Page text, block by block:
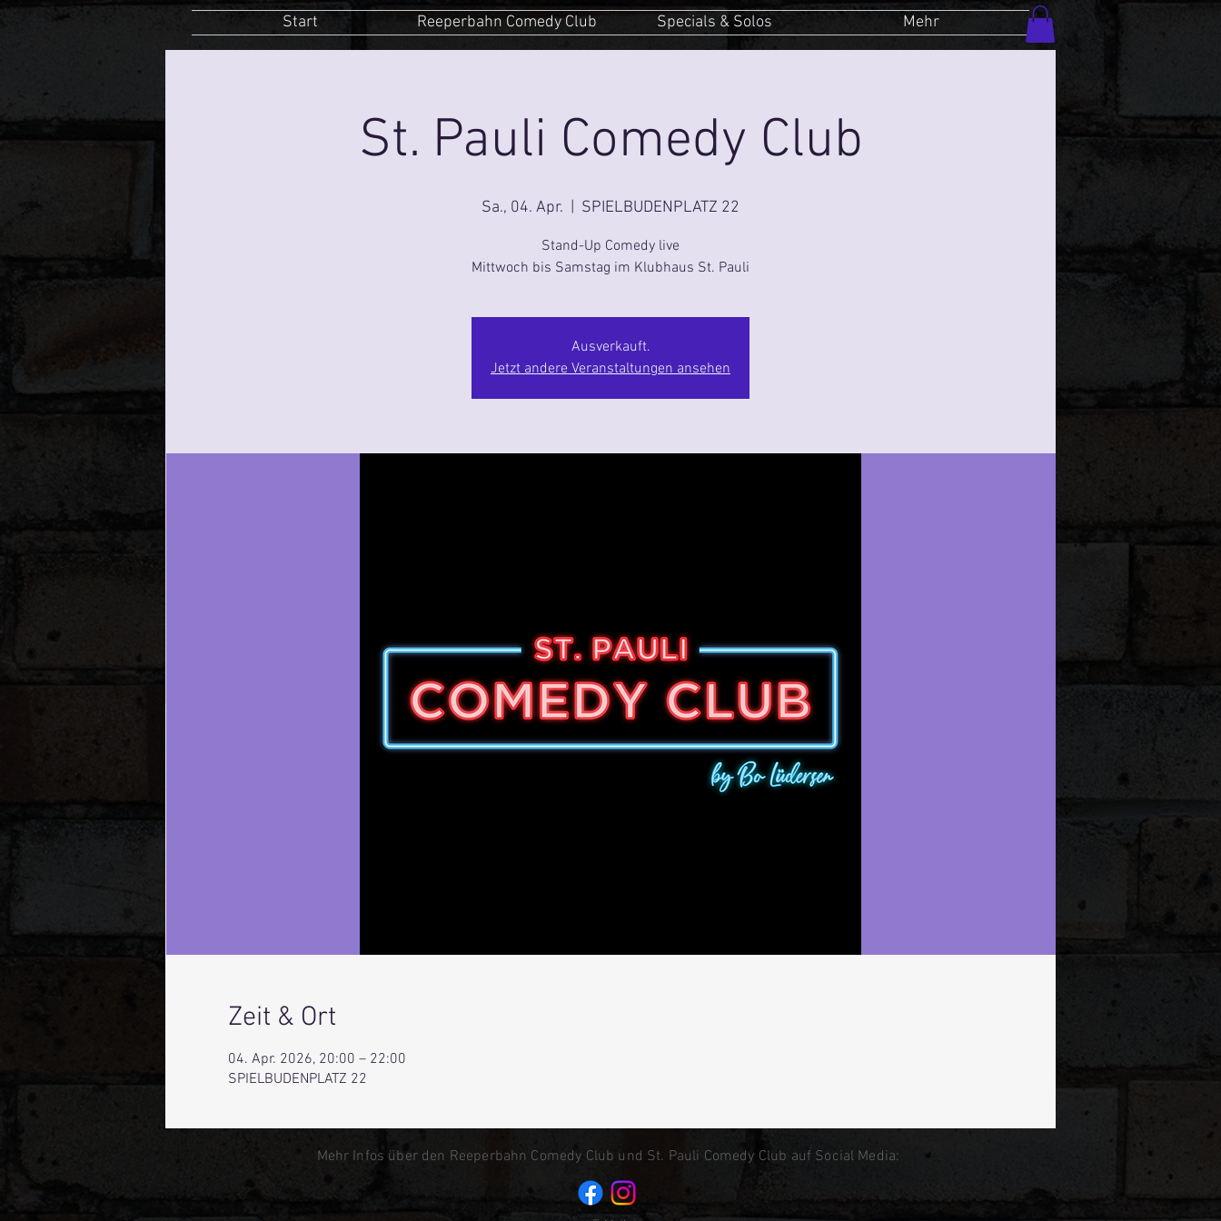
Start Reeperbahn Comedy Club Specials & Solos Mehr
St. Pauli Comedy Club
Sa., 04. Apr. SPIELBUDENPLATZ 22
Stand-Up Comedy live
Mittwoch bis Samstag im Klubhaus St. Pauli
Ausverkauft.
Jetzt andere Veranstaltungen ansehen
Zeit & Ort
04. Apr. 2026, 20:00 – 22:00
SPIELBUDENPLATZ 22
Mehr Infos über den Reeperbahn Comedy Club und St. Pauli Comedy Club auf Social Media: